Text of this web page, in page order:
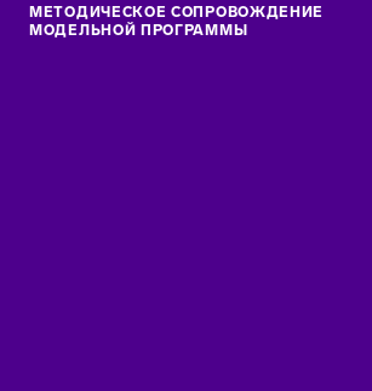
МЕТОДИЧЕСКОЕ СОПРОВОЖДЕНИЕ
МОДЕЛЬНОЙ ПРОГРАММЫ